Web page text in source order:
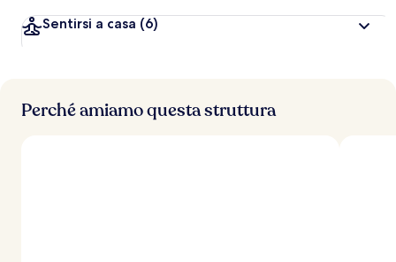
Sentirsi a casa (6)
Perché amiamo questa struttura